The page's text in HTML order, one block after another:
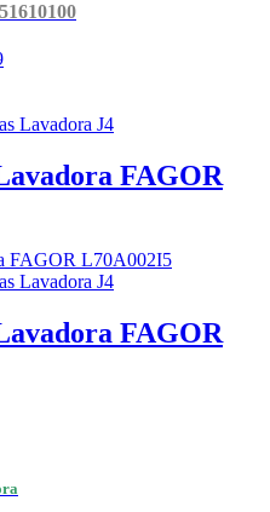
Lavadora J4
FAGOR
Lavadora J4
FAGOR